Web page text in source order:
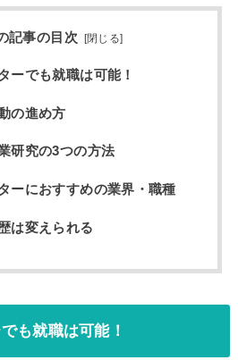
記事の目次 [閉じる]
ーでも就職は可能！
の進め方
研究の3つの方法
ーにおすすめの業界・職種
は変えられる
も就職は可能！